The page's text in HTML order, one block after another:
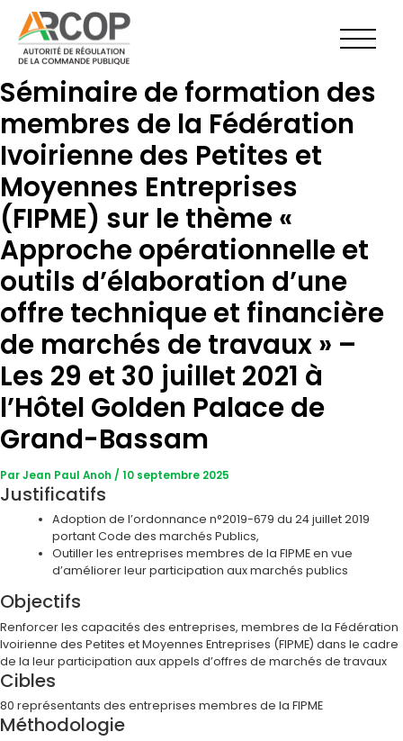
contenu
Séminaire de formation des
membres de la Fédération
Ivoirienne des Petites et
Moyennes Entreprises
(FIPME) sur le thème «
Approche opérationnelle et
outils d’élaboration d’une
offre technique et financière
de marchés de travaux » –
Les 29 et 30 juillet 2021 à
l’Hôtel Golden Palace de
Grand-Bassam
ParJean Paul Anoh / 10 septembre 2025
Justificatifs
Adoption de l’ordonnance n°2019-679 du 24 juillet 2019
portant Code des marchés Publics,
Outiller les entreprises membres de la FIPME en vue
d’améliorer leur participation aux marchés publics
Objectifs
Renforcer les capacités des entreprises, membres de la Fédération
Ivoirienne des Petites et Moyennes Entreprises (FIPME) dans le cadre
de la leur participation aux appels d’offres de marchés de travaux
Cibles
80 représentants des entreprises membres de la FIPME
Méthodologie